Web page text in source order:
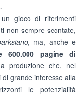
gioco di riferimenti
non sempre scontate,
, ma, anche e
600.000 pagine di
produzione che, nel
grande interesse alla
le potenzialità